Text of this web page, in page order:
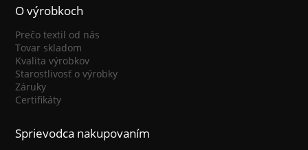
O výrobkoch
Prečo textil od nás
Tovar skladom
Kvalita výrobkov
Starostlivosť o výrobky
Záruky
Certifikáty
Sprievodca nakupovaním